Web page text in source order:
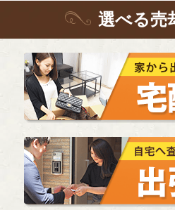
選べる売